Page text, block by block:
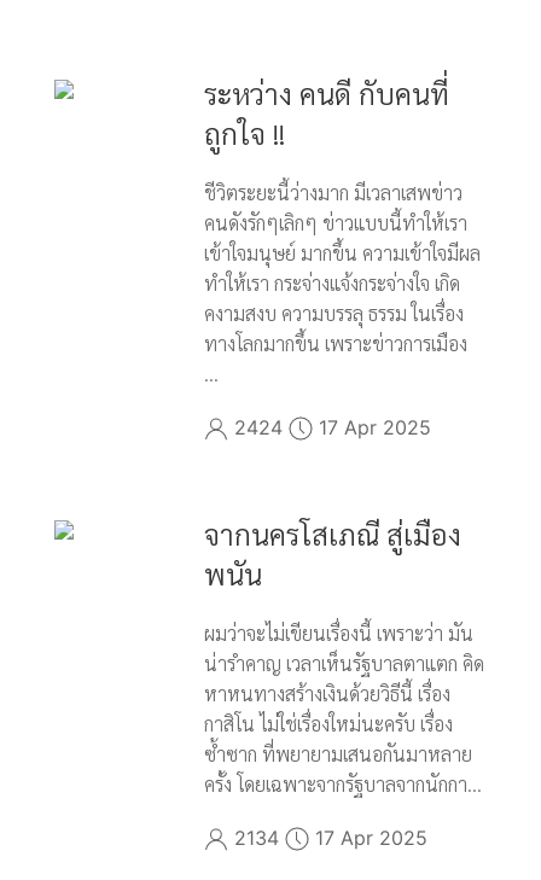
ระหว่าง คนดี กับคนที่
ถูกใจ !!
ชีวิตระยะนี้ว่างมาก มีเวลาเสพข่าว
คนดังรักๆเลิกๆ ข่าวแบบนี้ทำให้เรา
เข้าใจมนุษย์ มากขึ้น ความเข้าใจมีผล
ทำให้เรา กระจ่างแจ้งกระจ่างใจ เกิด
คงามสงบ ความบรรลุ ธรรม ในเรื่อง
ทางโลกมากขึ้น เพราะข่าวการเมือง
...
2424 17 Apr 2025
จากนครโสเภณี สู่เมือง
พนัน
ผมว่าจะไม่เขียนเรื่องนี้ เพราะว่า มัน
น่ารำคาญ เวลาเห็นรัฐบาลตาแตก คิด
หาหนทางสร้างเงินด้วยวิธีนี้ เรื่อง
กาสิโน ไม่ใช่เรื่องใหม่นะครับ เรื่อง
ซ้ำซาก ที่พยายามเสนอกันมาหลาย
ครั้ง โดยเฉพาะจากรัฐบาลจากนักกา...
2134 17 Apr 2025